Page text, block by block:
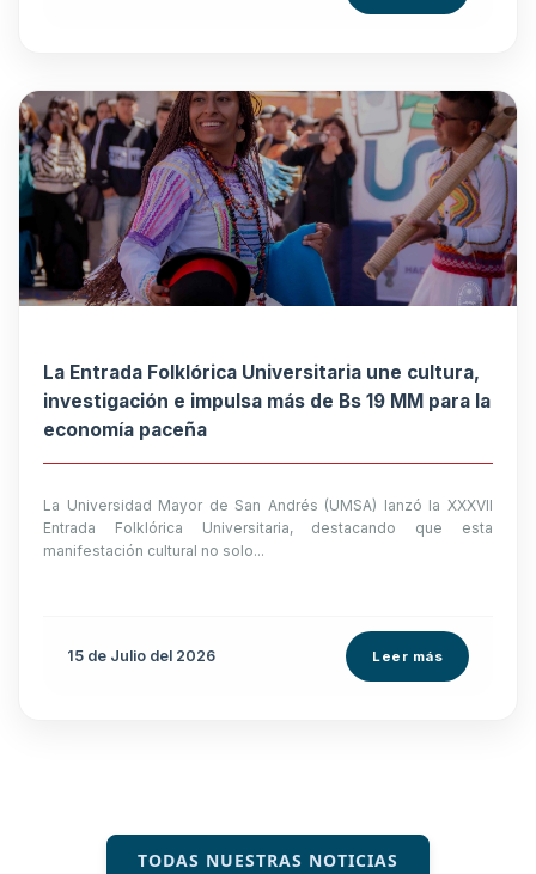
La Entrada Folklórica Universitaria une cultura,
investigación e impulsa más de Bs 19 MM para la
economía paceña
La Universidad Mayor de San Andrés (UMSA) lanzó la XXXVII
Entrada Folklórica Universitaria, destacando que esta
manifestación cultural no solo...
15 de Julio del 2026 Leer más
TODAS NUESTRAS NOTICIAS